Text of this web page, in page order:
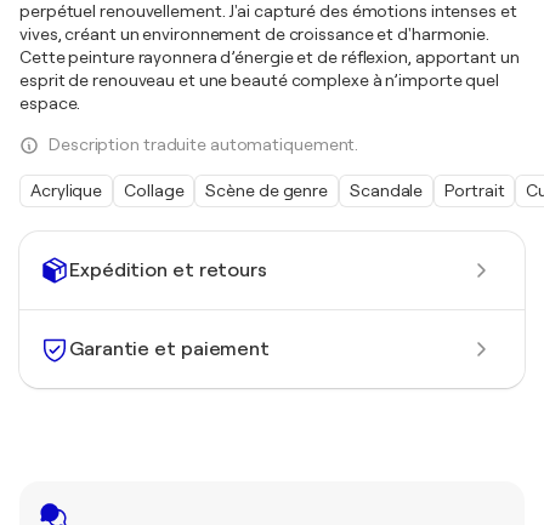
Expédition et retours
Garantie et paiement
perpétuel renouvellement. J'ai capturé des émotions intenses et
vives, créant un environnement de croissance et d'harmonie.
Cette peinture rayonnera d’énergie et de réflexion, apportant un
esprit de renouveau et une beauté complexe à n’importe quel
espace.
Description traduite automatiquement.
Acrylique Collage Scène de genre Scandale Portrait